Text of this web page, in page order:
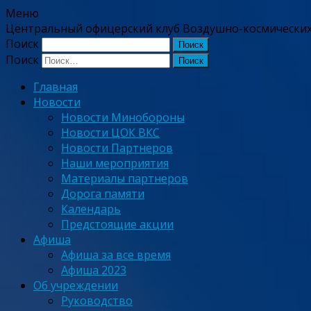
Меню
Центральный офицерский клуб Воздушно-
Поиск
Поиск
Главная
Новости
Новости Минобороны
Новости ЦОК ВКС
Новости Партнеров
Наши мероприятия
Материалы партнеров
Дорога памяти
Календарь
Предстоящие акции
Афиша
Афиша за все время
Афиша 2023
Об учреждении
Руководство